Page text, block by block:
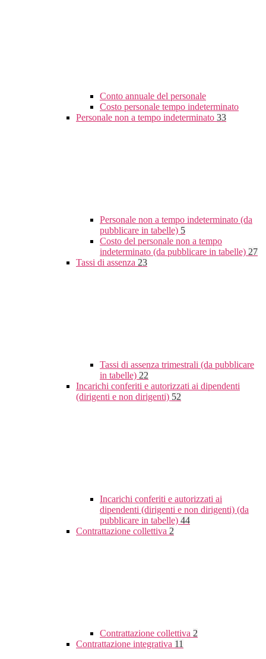
Conto annuale del personale
Costo personale tempo indeterminato
Personale non a tempo indeterminato 33
Personale non a tempo indeterminato (da
pubblicare in tabelle) 5
Costo del personale non a tempo
indeterminato (da pubblicare in tabelle) 27
Tassi di assenza 23
Tassi di assenza trimestrali (da pubblicare
in tabelle) 22
Incarichi conferiti e autorizzati ai dipendenti
(dirigenti e non dirigenti) 52
Incarichi conferiti e autorizzati ai
dipendenti (dirigenti e non dirigenti) (da
pubblicare in tabelle) 44
Contrattazione collettiva 2
Contrattazione collettiva 2
Contrattazione integrativa 11